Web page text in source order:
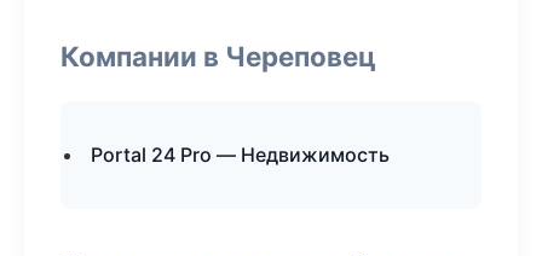
Компании в Череповец
Portal 24 Pro — Недвижимость